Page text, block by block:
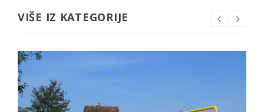
VIŠE IZ KATEGORIJE